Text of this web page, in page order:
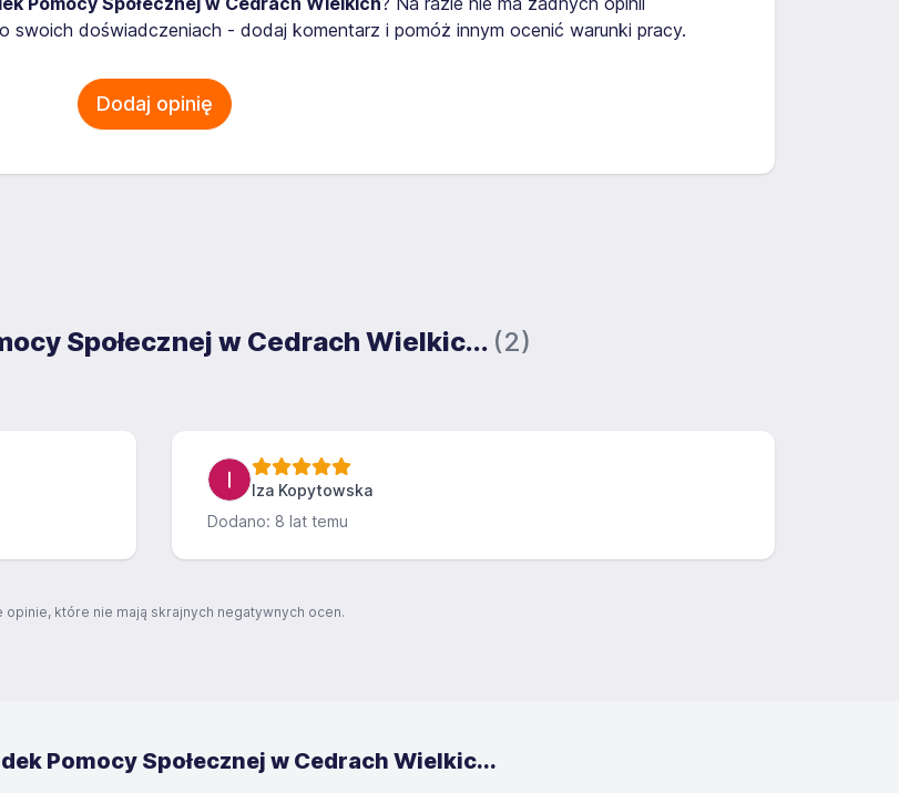
swoich doświadczeniach - dodaj komentarz i pomóż innym ocenić warunki pracy.
Dodaj opinię
Społecznej w Cedrach Wielkic... (2)
Iza Kopytowska
Dodano: 8 lat temu
które nie mają skrajnych negatywnych ocen.
Pomocy Społecznej w Cedrach Wielkic...